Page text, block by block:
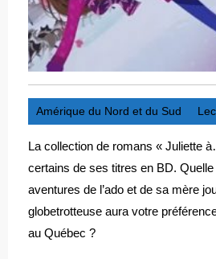
Amérique du Nord et du Sud
La collection de romans « Juliette
certains de ses titres en BD.
aventures de l’ado et de sa mère
globetrotteuse aura votre
au Québec ?